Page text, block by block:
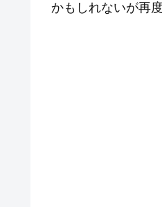
かもしれないが再